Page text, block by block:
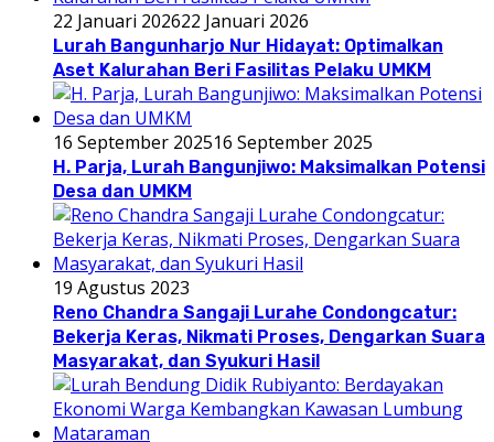
22 Januari 202622 Januari 2026
Lurah Bangunharjo Nur Hidayat: Optimalkan
Aset Kalurahan Beri Fasilitas Pelaku UMKM
16 September 202516 September 2025
H. Parja, Lurah Bangunjiwo: Maksimalkan Potensi
Desa dan UMKM
19 Agustus 2023
Reno Chandra Sangaji Lurahe Condongcatur:
Bekerja Keras, Nikmati Proses, Dengarkan Suara
Masyarakat, dan Syukuri Hasil